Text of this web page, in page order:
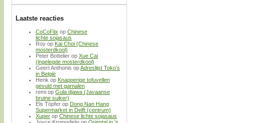
Laatste reacties
CoCoFlix op Chinese
lichte sojasaus
Roy op Kai Choi (Chinese
mosterdkool)
Peter Bottelier op Xue Cai
(ingelegde mosterdkool)
Geert Anthonis opAdreslijst Toko’s
in België
Henk op Knapperige tofuvellen
gevuld met garnalen
remi op Gula djawa (Javaanse
bruine suiker)
Els Töpfer op Dong Nan Hang
Supermarket in Delft (centrum)
Xuper op Chinese lichte sojasaus